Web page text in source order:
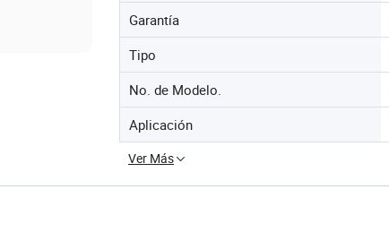
Garantía
Tipo
No. de Modelo.
Aplicación
Ver Más